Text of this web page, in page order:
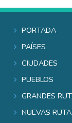
Portada
Países
Ciudades
Pueblos
Grandes
Nuevas